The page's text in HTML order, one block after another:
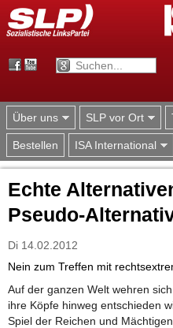
Jump to
Über uns SLP vor Ort
Bestellen ISA International
Echte
Pseudo-
Di 14.02.2012
Nein zum Treffen mit
Auf der ganzen Welt wehren
ihre Köpfe hinweg entschieden
Spiel der Reichen und